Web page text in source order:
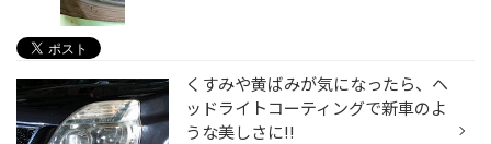
くすみや黄ばみが気になったら、ヘ
ッドライトコーティングで新車のよ
うな美しさに!!